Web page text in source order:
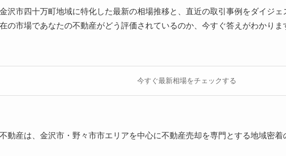
沢市四十万町地域に特化した最新の相場推移と、直近の取引事例をダイジ
の市場であなたの不動産がどう評価されているのか、今すぐ答えがわかりま
今すぐ最新相場をチェックする
動産は、金沢市・野々市市エリアを中心に不動産売却を専門とする地域密着